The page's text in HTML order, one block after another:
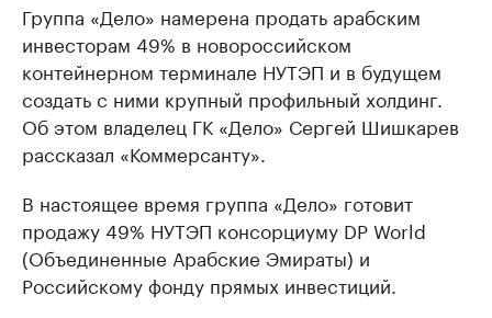
Группа «Дело» намерена продать арабским
инвесторам 49% в новороссийском
контейнерном терминале НУТЭП и в будущем
создать с ними крупный профильный холдинг.
Об этом владелец ГК «Дело» Сергей Шишкарев
рассказал «Коммерсанту».
В настоящее время группа «Дело» готовит
продажу 49% НУТЭП консорциуму DP World
(Объединенные Арабские Эмираты) и
Российскому фонду прямых инвестиций.